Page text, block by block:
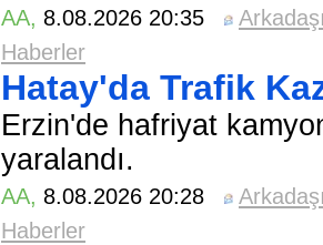
AA, 8.08.2026 20:35
Haberler
Hatay'da Trafik
Erzin'de hafriyat
yaralandı.
AA, 8.08.2026 20:28
Haberler